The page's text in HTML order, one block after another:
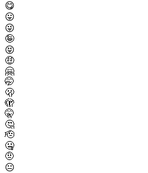
😋
😛
😜
🤪
😝
🤑
🤗
🤭
🫢
🫣
🤫
🤔
🫡
🤐
🤨
😐